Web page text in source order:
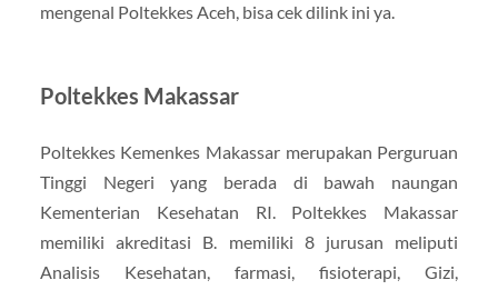
mengenal Poltekkes Aceh, bisa cek dilink ini ya.
Poltekkes Makassar
Poltekkes Kemenkes Makassar merupakan Perguruan
Tinggi Negeri yang berada di bawah naungan
Kementerian Kesehatan RI. Poltekkes Makassar
memiliki akreditasi B. memiliki 8 jurusan meliputi
Analisis Kesehatan, farmasi, fisioterapi, Gizi,